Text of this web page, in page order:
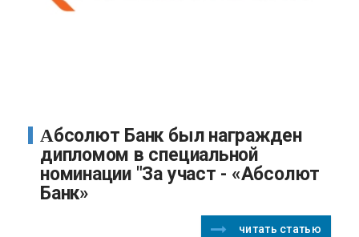
Абсолют Банк был награжден
дипломом в специальной
номинации "За участ - «Абсолют
Банк»
читать статью